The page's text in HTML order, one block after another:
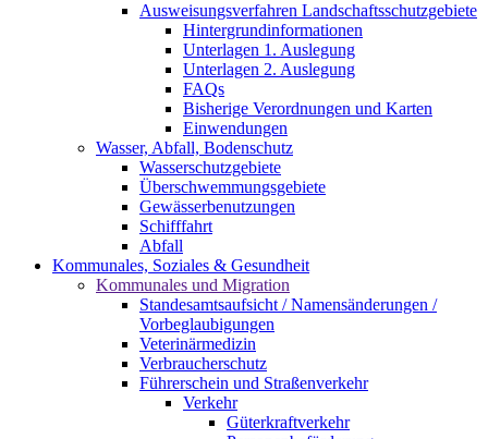
Ausweisungsverfahren Landschaftsschutzgebiete
Hintergrundinformationen
Unterlagen 1. Auslegung
Unterlagen 2. Auslegung
FAQs
Bisherige Verordnungen und Karten
Einwendungen
Wasser, Abfall, Bodenschutz
Wasserschutzgebiete
Überschwemmungsgebiete
Gewässerbenutzungen
Schifffahrt
Abfall
Kommunales, Soziales & Gesundheit
Kommunales und Migration
Standesamtsaufsicht / Namensänderungen /
Vorbeglaubigungen
Veterinärmedizin
Verbraucherschutz
Führerschein und Straßenverkehr
Verkehr
Güterkraftverkehr